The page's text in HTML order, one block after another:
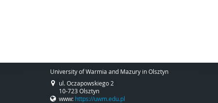
University of Warmia and Mazury in Olsztyn
ul. Oczapowskiego 2
10-723 Olsztyn
www: https://uwm.edu.pl